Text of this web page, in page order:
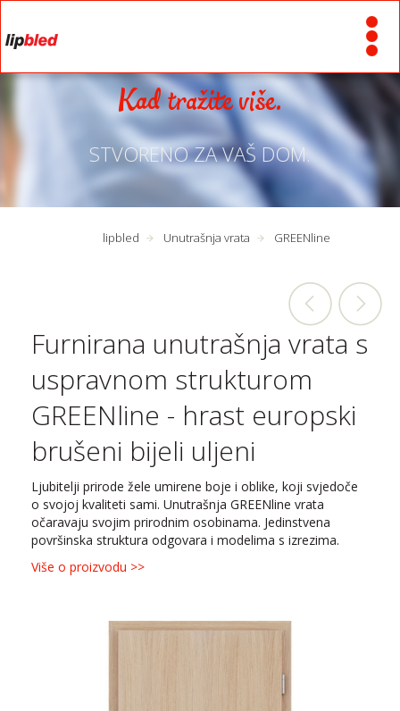
Kad tražite više.
STVORENO ZA VAŠ DOM.
lipbled Unutrašnja vrata GREENline
Furnirana unutrašnja vrata s
uspravnom strukturom
GREENline - hrast europski
brušeni bijeli uljeni
Ljubitelji prirode žele umirene boje i oblike, koji svjedoče
o svojoj kvaliteti sami. Unutrašnja GREENline vrata
očaravaju svojim prirodnim osobinama. Jedinstvena
površinska struktura odgovara i modelima s izrezima.
Više o proizvodu >>